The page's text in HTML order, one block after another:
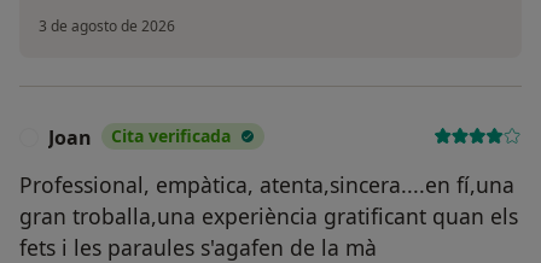
3 de agosto de 2026
Joan Cita verificada
Professional, empàtica, atenta,sincera....en fí,una
gran troballa,una experiència gratificant quan els
fets i les paraules s'agafen de la mà